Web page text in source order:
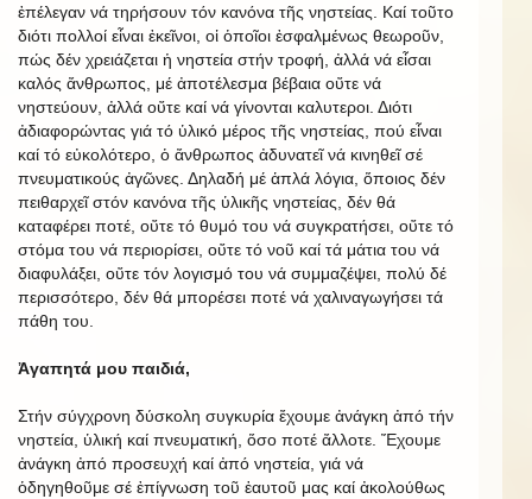
ἐπέλεγαν νά τηρήσουν τόν κανόνα τῆς νηστείας. Καί τοῦτο
διότι πολλοί εἶναι ἐκεῖνοι, οἱ ὁποῖοι ἐσφαλμένως θεωροῦν,
πώς δέν χρειάζεται ἡ νηστεία στήν τροφή, ἀλλά νά εἶσαι
καλός ἄνθρωπος, μέ ἀποτέλεσμα βέβαια οὔτε νά
νηστεύουν, ἀλλά οὔτε καί νά γίνονται καλυτεροι. Διότι
ἀδιαφορώντας γιά τό ὑλικό μέρος τῆς νηστείας, πού εἶναι
καί τό εὐκολότερο, ὁ ἄνθρωπος ἀδυνατεῖ νά κινηθεῖ σέ
πνευματικούς ἀγῶνες. Δηλαδή μέ ἁπλά λόγια, ὅποιος δέν
πειθαρχεῖ στόν κανόνα τῆς ὑλικῆς νηστείας, δέν θά
καταφέρει ποτέ, οὔτε τό θυμό του νά συγκρατήσει, οὔτε τό
στόμα του νά περιορίσει, οὔτε τό νοῦ καί τά μάτια του νά
διαφυλάξει, οὔτε τόν λογισμό του νά συμμαζέψει, πολύ δέ
περισσότερο, δέν θά μπορέσει ποτέ νά χαλιναγωγήσει τά
πάθη του.
Ἀγαπητά μου παιδιά,
Στήν σύγχρονη δύσκολη συγκυρία ἔχουμε ἀνάγκη ἀπό τήν
νηστεία, ὑλική καί πνευματική, ὅσο ποτέ ἄλλοτε. Ἔχουμε
ἀνάγκη ἀπό προσευχή καί ἀπό νηστεία, γιά νά
ὁδηγηθοῦμε σέ ἐπίγνωση τοῦ ἑαυτοῦ μας καί ἀκολούθως